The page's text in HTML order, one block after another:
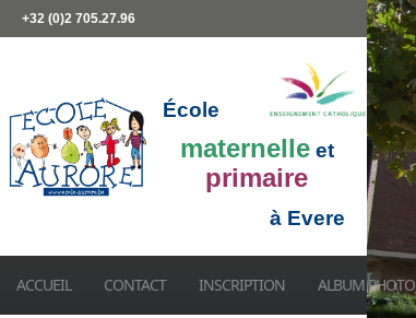
+32 (0)2 705.27.96
École
maternelle et
primaire
à Evere
ACCUEIL CONTACT INSCRIPTION ALBUM PHOTO